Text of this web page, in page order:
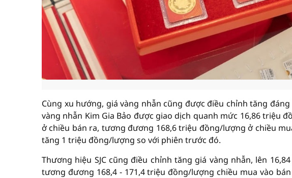
Cùng xu hướng, giá vàng nhẫn cũng được điều chỉnh tăng
vàng nhẫn Kim Gia Bảo được giao dịch quanh mức 16,86 triệu
ở chiều bán ra, tương đương 168,6 triệu đồng/lượng ở chiều
tăng 1 triệu đồng/lượng so với phiên trước đó.
Thương hiệu SJC cũng điều chỉnh tăng giá vàng nhẫn, lên
tương đương 168,4 - 171,4 triệu đồng/lượng chiều mua vào